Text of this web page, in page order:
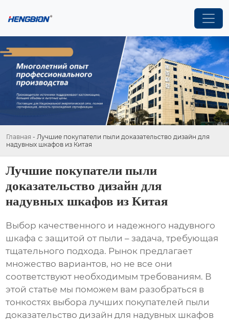
Главная - Лучшие покупатели пыли доказательство дизайн для
надувных шкафов из Китая
Лучшие покупатели пыли
доказательство дизайн для
надувных шкафов из Китая
Выбор качественного и надежного надувного
шкафа с защитой от пыли – задача, требующая
тщательного подхода. Рынок предлагает
множество вариантов, но не все они
соответствуют необходимым требованиям. В
этой статье мы поможем вам разобраться в
тонкостях выборалучших покупателей пыли
доказательство дизайн для надувных шкафов